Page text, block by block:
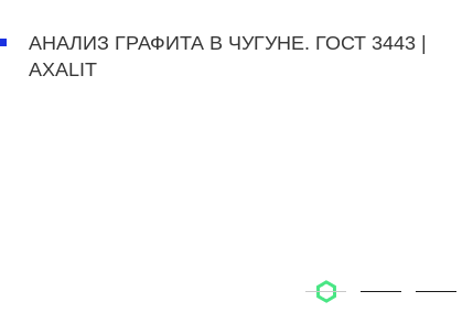
АНАЛИЗ ГРАФИТА В ЧУГУНЕ. ГОСТ 3443 |
AXALIT